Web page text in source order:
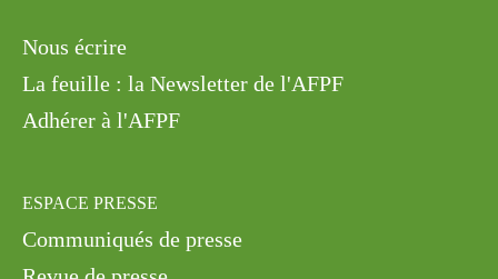
Nous écrire
La feuille : la Newsletter de l'AFPF
Adhérer à l'AFPF
ESPACE PRESSE
Communiqués de presse